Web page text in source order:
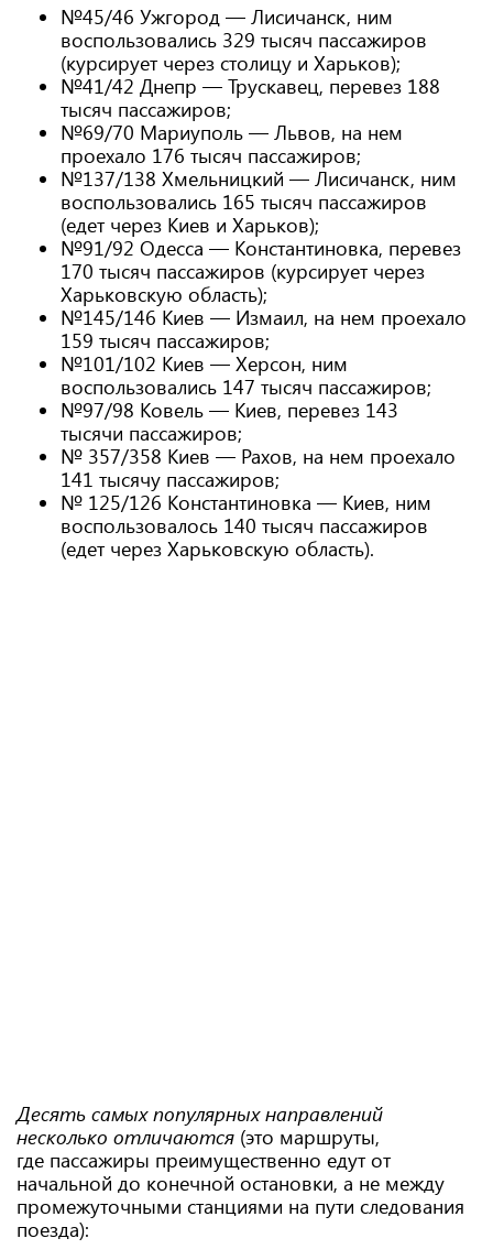
№45/46 Ужгород — Лисичанск, ним
воспользовались 329 тысяч пассажиров
(курсирует через столицу и Харьков);
№41/42 Днепр — Трускавец, перевез 188
тысяч пассажиров;
№69/70 Мариуполь — Львов, на нем
проехало 176 тысяч пассажиров;
№137/138 Хмельницкий — Лисичанск, ним
воспользовались 165 тысяч пассажиров
(едет через Киев и Харьков);
№91/92 Одесса — Константиновка, перевез
170 тысяч пассажиров (курсирует через
Харьковскую область);
№145/146 Киев — Измаил, на нем проехало
159 тысяч пассажиров;
№101/102 Киев — Херсон, ним
воспользовались 147 тысяч пассажиров;
№97/98 Ковель — Киев, перевез 143
тысячи пассажиров;
№ 357/358 Киев — Рахов, на нем проехало
141 тысячу пассажиров;
№ 125/126 Константиновка — Киев, ним
воспользовалось 140 тысяч пассажиров
(едет через Харьковскую область).
Десять самых популярных направлений
несколько отличаются (это маршруты,
где пассажиры преимущественно едут от
начальной до конечной остановки, а не между
промежуточными станциями на пути следования
поезда):